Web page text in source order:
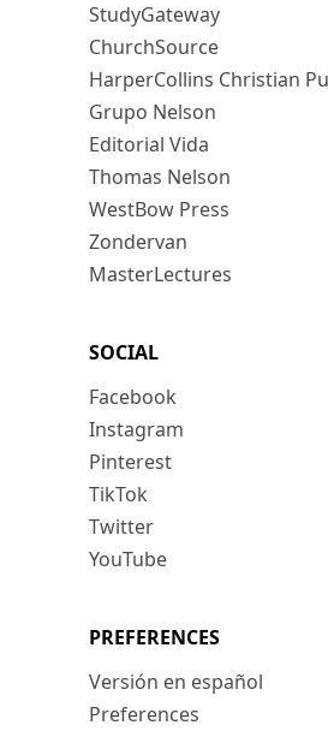
StudyGateway
ChurchSource
HarperCollins Christian
Grupo Nelson
Editorial Vida
Thomas Nelson
WestBow Press
Zondervan
MasterLectures
SOCIAL
Facebook
Instagram
Pinterest
TikTok
Twitter
YouTube
PREFERENCES
Versión en español
Preferences